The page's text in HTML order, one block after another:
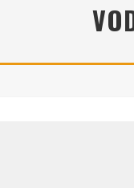
IN MY HANDS